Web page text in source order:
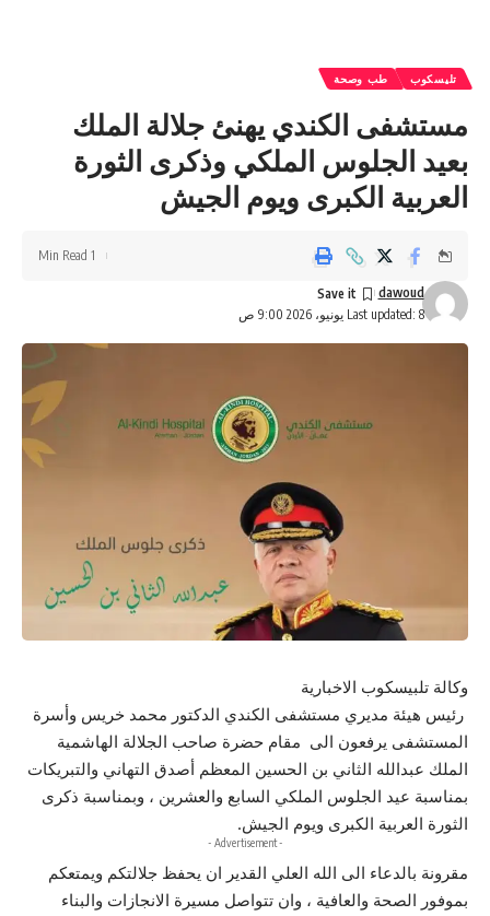
تليسكوب طب وصحة
مستشفى الكندي يهنئ جلالة الملك
بعيد الجلوس الملكي وذكرى الثورة
العربية الكبرى ويوم الجيش
Last updated: 8 يونيو، 2026 9:00 ص
dawoud
1 Min Read
وكالة تلبيسكوب الاخبارية
رئيس هيئة مديري مستشفى الكندي الدكتور محمد خريس وأسرة
المستشفى يرفعون الى مقام حضرة صاحب الجلالة الهاشمية
الملك عبدالله الثاني بن الحسين المعظم أصدق التهاني والتبريكات
بمناسبة عيد الجلوس الملكي السابع والعشرين ، وبمناسبة ذكرى
الثورة العربية الكبرى ويوم الجيش.
- Advertisement -
مقرونة بالدعاء الى الله العلي القدير ان يحفظ جلالتكم ويمتعكم
بموفور الصحة والعافية ، وان تتواصل مسيرة الانجازات والبناء